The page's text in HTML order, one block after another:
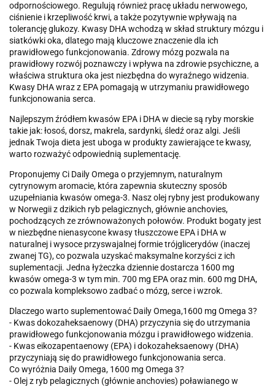
odpornościowego. Regulują również pracę układu nerwowego,
ciśnienie i krzepliwość krwi, a także pozytywnie wpływają na
tolerancję glukozy. Kwasy DHA wchodzą w skład struktury mózgu i
siatkówki oka, dlatego mają kluczowe znaczenie dla ich
prawidłowego funkcjonowania. Zdrowy mózg pozwala na
prawidłowy rozwój poznawczy i wpływa na zdrowie psychiczne, a
właściwa struktura oka jest niezbędna do wyraźnego widzenia.
Kwasy DHA wraz z EPA pomagają w utrzymaniu prawidłowego
funkcjonowania serca.
Najlepszym źródłem kwasów EPA i DHA w diecie są ryby morskie
takie jak: łosoś, dorsz, makrela, sardynki, śledź oraz algi. Jeśli
jednak Twoja dieta jest uboga w produkty zawierające te kwasy,
warto rozważyć odpowiednią suplementację.
Proponujemy Ci Daily Omega o przyjemnym, naturalnym
cytrynowym aromacie, która zapewnia skuteczny sposób
uzupełniania kwasów omega-3. Nasz olej rybny jest produkowany
w Norwegii z dzikich ryb pelagicznych, głównie anchovies,
pochodzących ze zrównoważonych połowów. Produkt bogaty jest
w niezbędne nienasycone kwasy tłuszczowe EPA i DHA w
naturalnej i wysoce przyswajalnej formie trójglicerydów (inaczej
zwanej TG), co pozwala uzyskać maksymalne korzyści z ich
suplementacji. Jedna łyżeczka dziennie dostarcza 1600 mg
kwasów omega-3 w tym min. 700 mg EPA oraz min. 600 mg DHA,
co pozwala kompleksowo zadbać o mózg, serce i wzrok.
Dlaczego warto suplementować Daily Omega,1600 mg Omega 3?
- Kwas dokozaheksaenowy (DHA) przyczynia się do utrzymania
prawidłowego funkcjonowania mózgu i prawidłowego widzenia.
- Kwas eikozapentaenowy (EPA) i dokozaheksaenowy (DHA)
przyczyniają się do prawidłowego funkcjonowania serca.
Co wyróżnia Daily Omega, 1600 mg Omega 3?
- Olej z ryb pelagicznych (głównie anchovies) poławianego w